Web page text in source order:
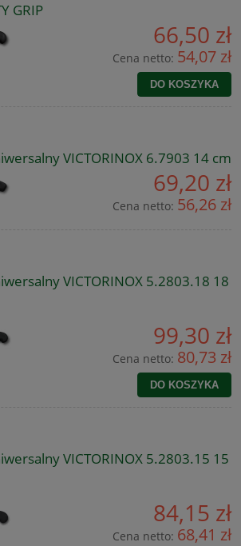
GRIP
66,50 zł
Cena netto: 54,07 zł
DO KOSZYKA
VICTORINOX 6.7903 14 cm
69,20 zł
Cena netto: 56,26 zł
VICTORINOX 5.2803.18 18
99,30 zł
Cena netto: 80,73 zł
DO KOSZYKA
VICTORINOX 5.2803.15 15
84,15 zł
Cena netto: 68,41 zł